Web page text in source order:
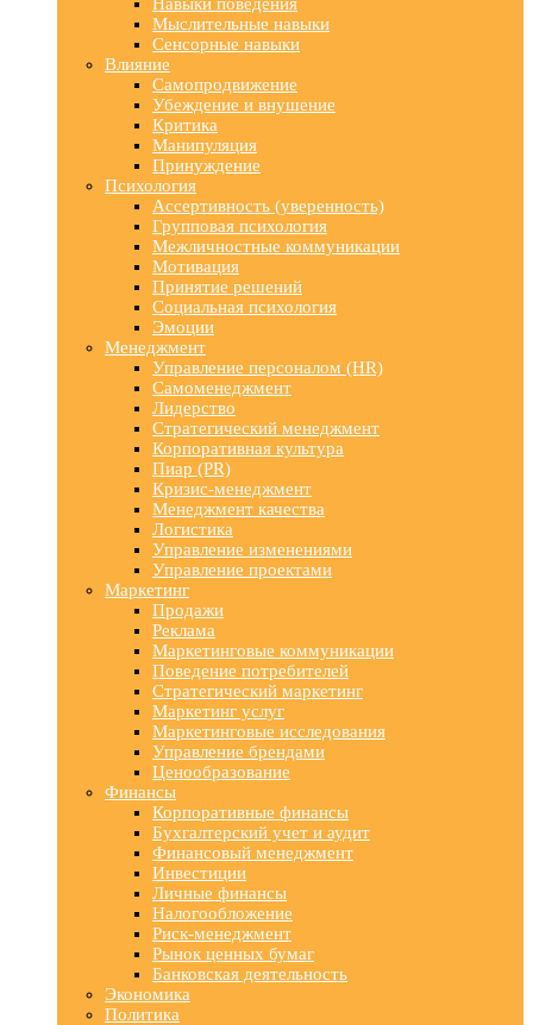
Мыслительные навыки
Сенсорные навыки
Влияние
Самопродвижение
Убеждение и внушение
Критика
Манипуляция
Принуждение
Психология
Ассертивность (уверенность)
Групповая психология
Межличностные коммуникации
Мотивация
Принятие решений
Социальная психология
Эмоции
Менеджмент
Управление персоналом (HR)
Самоменеджмент
Лидерство
Стратегический менеджмент
Корпоративная культура
Пиар (PR)
Кризис-менеджмент
Менеджмент качества
Логистика
Управление изменениями
Управление проектами
Маркетинг
Продажи
Реклама
Маркетинговые коммуникации
Поведение потребителей
Стратегический маркетинг
Маркетинг услуг
Маркетинговые исследования
Управление брендами
Ценообразование
Финансы
Корпоративные финансы
Бухгалтерский учет и аудит
Финансовый менеджмент
Инвестиции
Личные финансы
Налогообложение
Риск-менеджмент
Рынок ценных бумаг
Банковская деятельность
Экономика
Политика